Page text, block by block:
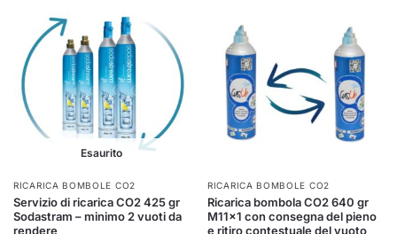
Esaurito
RICARICA BOMBOLE CO2
Servizio di ricarica CO2 425 gr
Sodastram – minimo 2 vuoti da
rendere
RICARICA BOMBOLE CO2
Ricarica bombola CO2 640 gr
M11x1 con consegna del pieno
e ritiro contestuale del vuoto